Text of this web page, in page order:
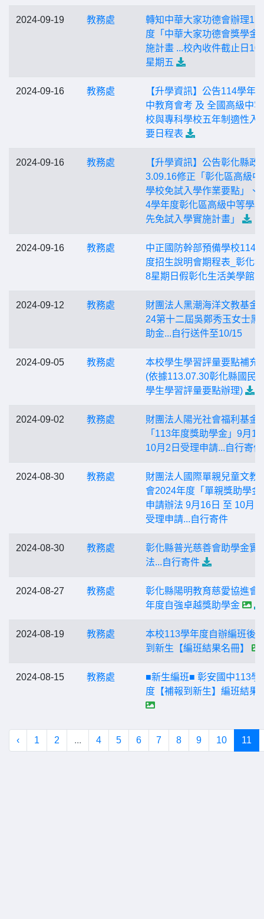
2024-09-19 教務處
轉知中華大家功德會辦理
度「中華大家功德會獎學金
施計畫 ...校內收件截止日
星期五
2024-09-16 教務處
【升學資訊】公告114學年
中教育會考 及 全國高級中
校與專科學校五年制適性入
要日程表
2024-09-16 教務處
【升學資訊】公告彰化縣政
3.09.16修正「彰化區高級中
學校免試入學作業要點」、
4學年度彰化區高級中等學
先免試入學實施計畫」
2024-09-16 教務處
中正國防幹部預備學校114
度招生說明會期程表_彰化
8星期日假彰化生活美學館
2024-09-12 教務處
財團法人黑潮海洋文教基金
24第十二屆吳鄭秀玉女士黑
助金...自行送件至10/15
2024-09-05 教務處
本校學生學習評量要點補充
(依據113.07.30彰化縣國民
學生學習評量要點辦理)
2024-09-02 教務處
財團法人陽光社會福利基金
「113年度獎助學金」9月1
10月2日受理申請...自行寄件
2024-08-30 教務處
財團法人國際單親兒童文教
會2024年度「單親獎助學金
申請辦法 9月16日 至 10月
受理申請...自行寄件
2024-08-30 教務處
彰化縣普光慈善會助學金實
法...自行寄件
2024-08-27 教務處
彰化縣陽明教育慈愛協進會
年度自強卓越獎助學金
2024-08-19 教務處
本校113學年度自辦編班後
到新生【編班結果名冊】
2024-08-15 教務處
■新生編班■ 彰安國中113學
度【補報到新生】編班結果
‹ 1 2 ... 4 5 6 7 8 9 10 11